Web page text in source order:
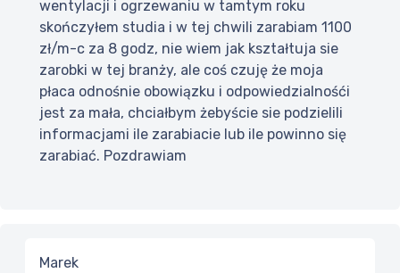
wentylacji i ogrzewaniu w tamtym roku
skończyłem studia i w tej chwili zarabiam 1100
zł/m-c za 8 godz, nie wiem jak kształtuja sie
zarobki w tej branży, ale coś czuję że moja
płaca odnośnie obowiązku i odpowiedzialnośći
jest za mała, chciałbym żebyście sie podzielili
informacjami ile zarabiacie lub ile powinno się
zarabiać. Pozdrawiam
Marek